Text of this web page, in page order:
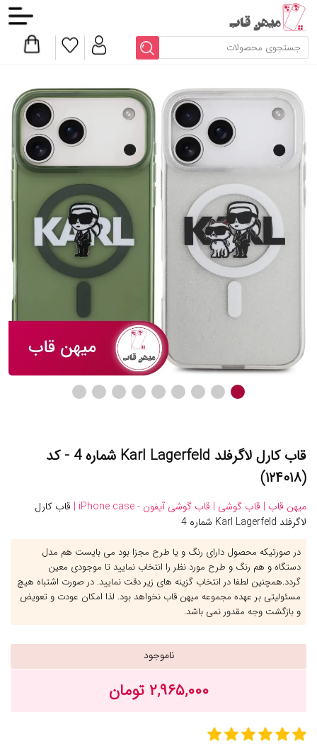
قاب کارل لاگرفلد Karl Lagerfeld شماره 4 - کد
(۱۲۴۰۱۸)
میهن قاب | قاب گوشی | قاب گوشی آیفون - iPhone case |
قاب کارل
لاگرفلد Karl Lagerfeld شماره 4
در صورتیکه محصول دارای رنگ و یا طرح مجزا بود می بایست هم مدل
دستگاه و هم رنگ و طرح مورد نظر را انتخاب نمایید تا موجودی معین
گردد.همچنین لطفا در انتخاب گزینه های زیر دقت نمایید. در صورت اشتباه هیچ
مسئولیتی بر عهده مجموعه میهن قاب نخواهد بود. لذا امکان عودت و تعویض
و بازگشت وجه مقدور نمی باشد.
ناموجود
۲,۹۶۵,۰۰۰ تومان